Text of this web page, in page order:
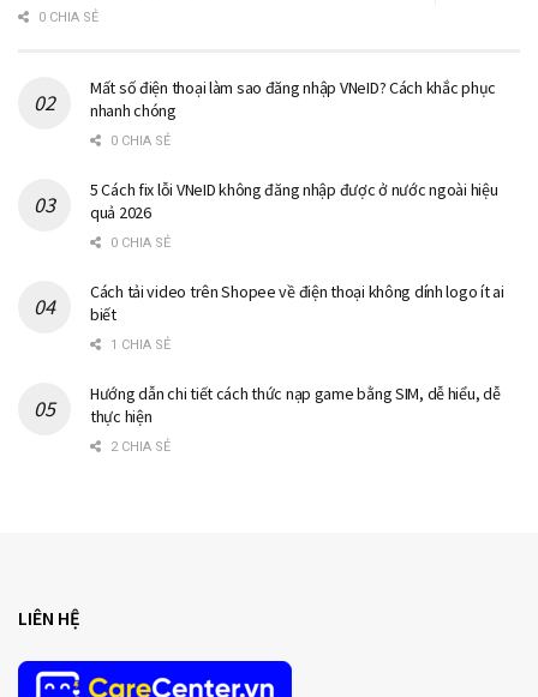
0 CHIA SẺ
Mất số điện thoại làm sao đăng nhập VNeID? Cách khắc phục
nhanh chóng
0 CHIA SẺ
5 Cách fix lỗi VNeID không đăng nhập được ở nước ngoài hiệu
quả 2026
0 CHIA SẺ
Cách tải video trên Shopee về điện thoại không dính logo ít ai
biết
1 CHIA SẺ
Hướng dẫn chi tiết cách thức nạp game bằng SIM, dễ hiểu, dễ
thực hiện
2 CHIA SẺ
LIÊN HỆ